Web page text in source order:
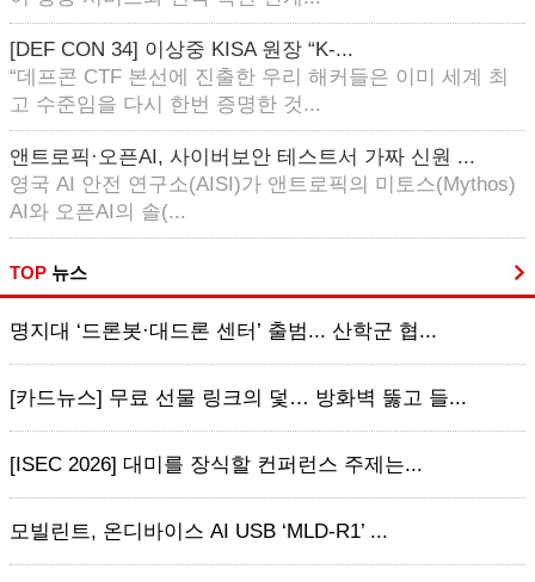
[DEF CON 34] 이상중 KISA 원장 “K-...
“데프콘 CTF 본선에 진출한 우리 해커들은 이미 세계 최
고 수준임을 다시 한번 증명한 것...
앤트로픽·오픈AI, 사이버보안 테스트서 가짜 신원 ...
영국 AI 안전 연구소(AISI)가 앤트로픽의 미토스(Mythos)
AI와 오픈AI의 솔(...
TOP 뉴스
명지대 ‘드론봇·대드론 센터’ 출범... 산학군 협...
[카드뉴스] 무료 선물 링크의 덫… 방화벽 뚫고 들...
[ISEC 2026] 대미를 장식할 컨퍼런스 주제는...
모빌린트, 온디바이스 AI USB ‘MLD-R1’ ...